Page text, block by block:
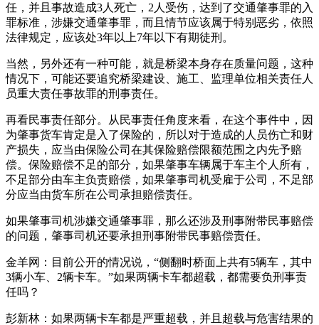
任，并且事故造成3人死亡，2人受伤，达到了交通肇事罪的入
罪标准，涉嫌交通肇事罪，而且情节应该属于特别恶劣，依照
法律规定，应该处3年以上7年以下有期徒刑。
当然，另外还有一种可能，就是桥梁本身存在质量问题，这种
情况下，可能还要追究桥梁建设、施工、监理单位相关责任人
员重大责任事故罪的刑事责任。
再看民事责任部分。从民事责任角度来看，在这个事件中，因
为肇事货车肯定是入了保险的，所以对于造成的人员伤亡和财
产损失，应当由保险公司在其保险赔偿限额范围之内先予赔
偿。保险赔偿不足的部分，如果肇事车辆属于车主个人所有，
不足部分由车主负责赔偿，如果肇事司机受雇于公司，不足部
分应当由货车所在公司承担赔偿责任。
如果肇事司机涉嫌交通肇事罪，那么还涉及刑事附带民事赔偿
的问题，肇事司机还要承担刑事附带民事赔偿责任。
金羊网：目前公开的情况说，“侧翻时桥面上共有5辆车，其中
3辆小车、2辆卡车。”如果两辆卡车都超载，都需要负刑事责
任吗？
彭新林：如果两辆卡车都是严重超载，并且超载与危害结果的